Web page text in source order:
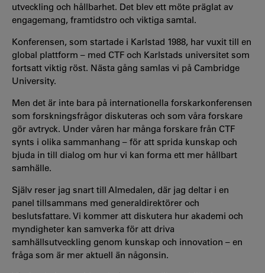
utveckling och hållbarhet. Det blev ett möte präglat av
engagemang, framtidstro och viktiga samtal.
Konferensen, som startade i Karlstad 1988, har vuxit till en
global plattform – med CTF och Karlstads universitet som
fortsatt viktig röst. Nästa gång samlas vi på Cambridge
University.
Men det är inte bara på internationella forskarkonferensen
som forskningsfrågor diskuteras och som våra forskare
gör avtryck. Under våren har många forskare från CTF
synts i olika sammanhang – för att sprida kunskap och
bjuda in till dialog om hur vi kan forma ett mer hållbart
samhälle.
Själv reser jag snart till Almedalen, där jag deltar i en
panel tillsammans med generaldirektörer och
beslutsfattare. Vi kommer att diskutera hur akademi och
myndigheter kan samverka för att driva
samhällsutveckling genom kunskap och innovation – en
fråga som är mer aktuell än någonsin.